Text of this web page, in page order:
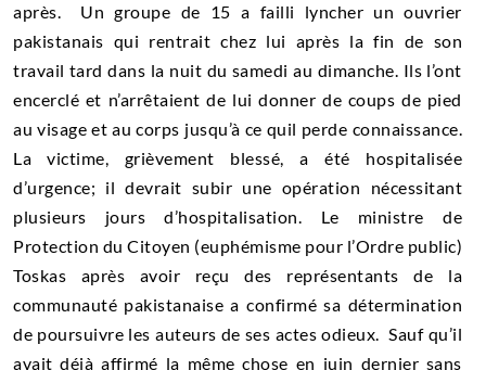
après. Un groupe de 15 a failli lyncher un ouvrier
pakistanais qui rentrait chez lui après la fin de son
travail tard dans la nuit du samedi au dimanche. Ils l’ont
encerclé et n’arrêtaient de lui donner de coups de pied
au visage et au corps jusqu’à ce quil perde connaissance.
La victime, grièvement blessé, a été hospitalisée
d’urgence; il devrait subir une opération nécessitant
plusieurs jours d’hospitalisation. Le ministre de
Protection du Citoyen (euphémisme pour l’Ordre public)
Toskas après avoir reçu des représentants de la
communauté pakistanaise a confirmé sa détermination
de poursuivre les auteurs de ses actes odieux. Sauf qu’il
avait déjà affirmé la même chose en juin dernier sans